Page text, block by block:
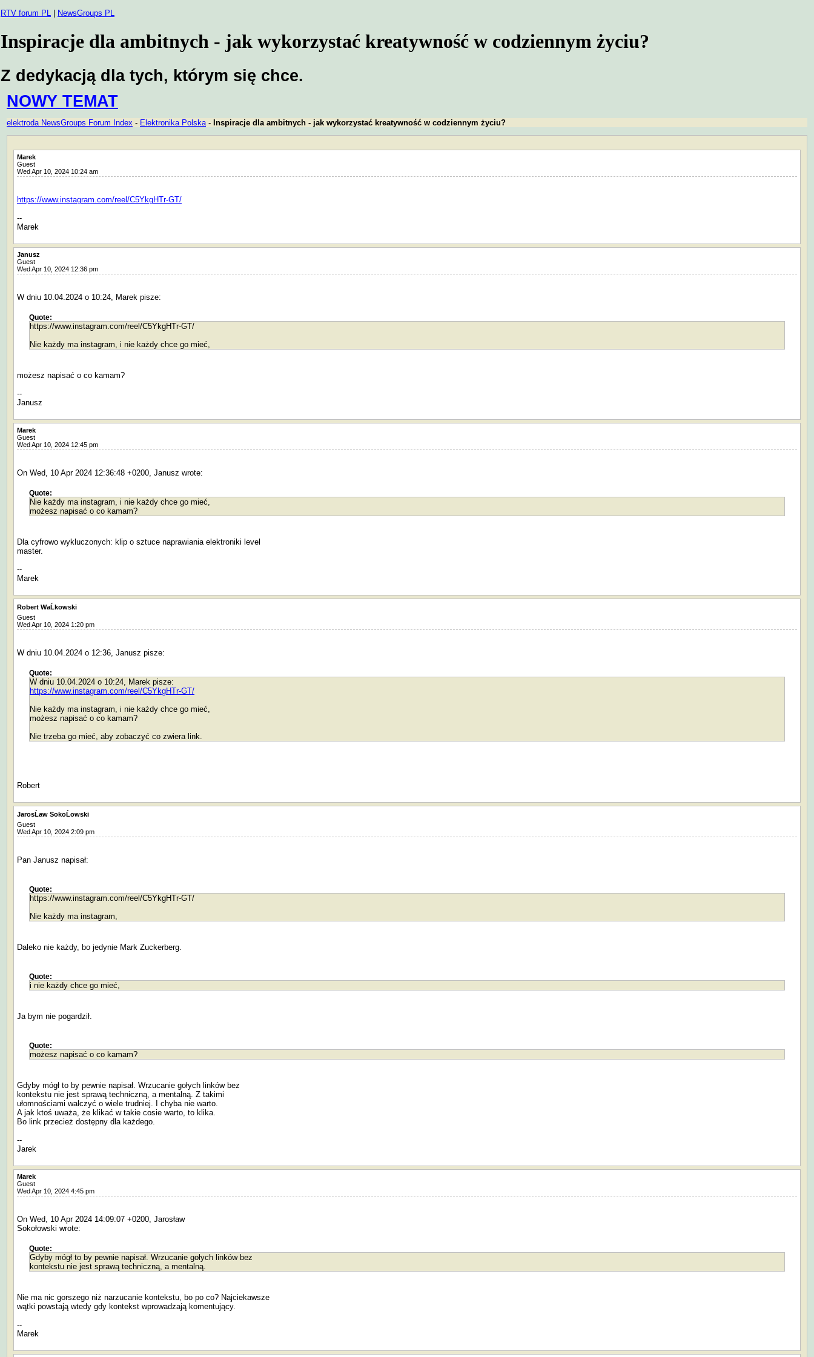
RTV forum PL NewsGroups PL
Inspiracje dla ambitnych - jak wykorzystać kreatywność w codziennym życiu?
Z dedykacją dla tych, którym się chce.
NOWY TEMAT
elektroda NewsGroups Forum Index - Elektronika Polska- Inspiracje dla ambitnych - jak wykorzystać kreatywność w codziennym życiu?
Marek
Guest
Wed Apr 10, 2024 10:24 am
https://www.instagram.com/reel/C5YkgHTr-GT/
--
Marek
Janusz
Guest
Wed Apr 10, 2024 12:36 pm
W dniu 10.04.2024 o 10:24, Marek pisze:
Quote:
https://www.instagram.com/reel/C5YkgHTr-GT/
Nie każdy ma instagram, i nie każdy chce go mieć,
możesz napisać o co kamam?
--
Janusz
Marek
Guest
Wed Apr 10, 2024 12:45 pm
On Wed, 10 Apr 2024 12:36:48 +0200, Janusz wrote:
Quote:
Nie każdy ma instagram, i nie każdy chce go mieć,
możesz napisać o co kamam?
Dla cyfrowo wykluczonych: klip o sztuce naprawiania elektroniki level
master.
--
Marek
Robert WaĹkowski
Guest
Wed Apr 10, 2024 1:20 pm
W dniu 10.04.2024 o 12:36, Janusz pisze:
Quote:
W dniu 10.04.2024 o 10:24, Marek pisze:
https://www.instagram.com/reel/C5YkgHTr-GT/
Nie każdy ma instagram, i nie każdy chce go mieć,
możesz napisać o co kamam?
Nie trzeba go mieć, aby zobaczyć co zwiera link.
Robert
JarosĹaw SokoĹowski
Guest
Wed Apr 10, 2024 2:09 pm
Pan Janusz napisał:
Quote:
https://www.instagram.com/reel/C5YkgHTr-GT/
Nie każdy ma instagram,
Daleko nie każdy, bo jedynie Mark Zuckerberg.
Quote:
i nie każdy chce go mieć,
Ja bym nie pogardził.
Quote:
możesz napisać o co kamam?
Gdyby mógł to by pewnie napisał. Wrzucanie gołych linków bez
kontekstu nie jest sprawą techniczną, a mentalną. Z takimi
ułomnościami walczyć o wiele trudniej. I chyba nie warto.
A jak ktoś uważa, że klikać w takie cosie warto, to klika.
Bo link przecież dostępny dla każdego.
--
Jarek
Marek
Guest
Wed Apr 10, 2024 4:45 pm
On Wed, 10 Apr 2024 14:09:07 +0200, Jarosław
Sokołowski wrote:
Quote:
Gdyby mógł to by pewnie napisał. Wrzucanie gołych linków bez
kontekstu nie jest sprawą techniczną, a mentalną.
Nie ma nic gorszego niż narzucanie kontekstu, bo po co? Najciekawsze
wątki powstają wtedy gdy kontekst wprowadzają komentujący.
--
Marek